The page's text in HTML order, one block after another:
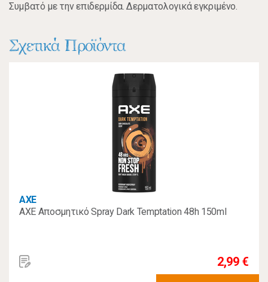
Συμβατό με την επιδερμίδα. Δερματολογικά εγκριμένο.
Σχετικά Προϊόντα
AXE
AXE Αποσμητικό Spray Dark Temptation 48h 150ml
2,99 €